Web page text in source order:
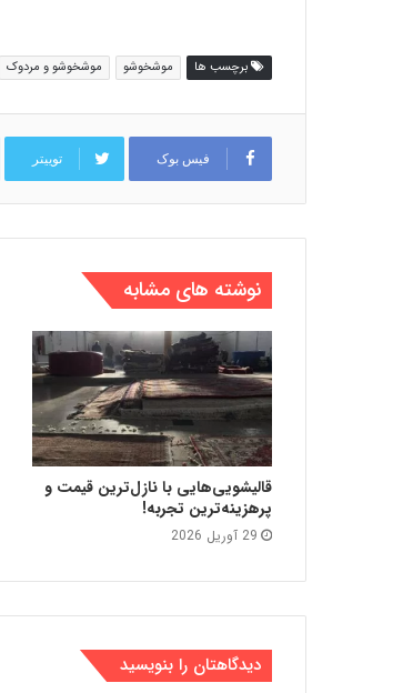
برچسب ها موشخوشو موشخوشو و مردوک
فیس بوک توییتر
نوشته های مشابه
قالیشویی‌هایی با نازل‌ترین قیمت و
پرهزینه‌ترین تجربه!
29 آوریل 2026
دیدگاهتان را بنویسید